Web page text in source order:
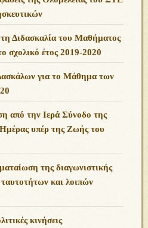
Διδασκαλία του Μαθήματος
σχολικό έτος 2019-2020
για το Μάθημα των
από την Ιερά Σύνοδο της
υπέρ της Ζωής του
της διαγωνιστικής
ταυτοτήτων και λοιπών
κινήσεις